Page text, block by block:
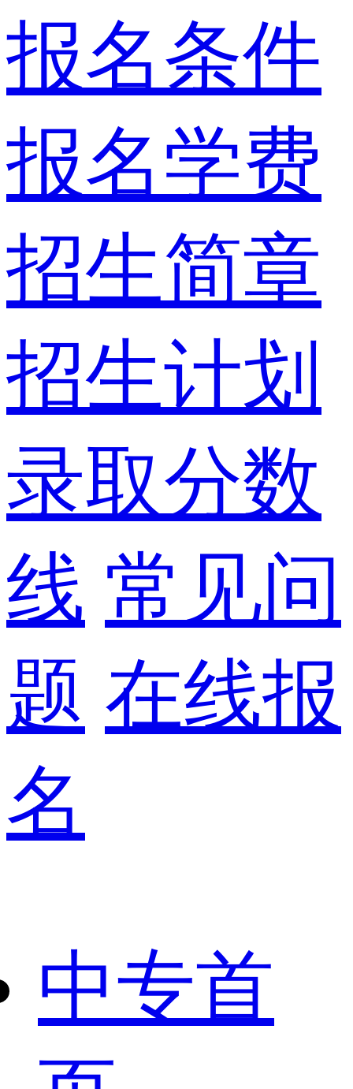
报名条件
报名学费
招生简章
招生计划
录取分数
线 常见问
题 在线报
名
中专首